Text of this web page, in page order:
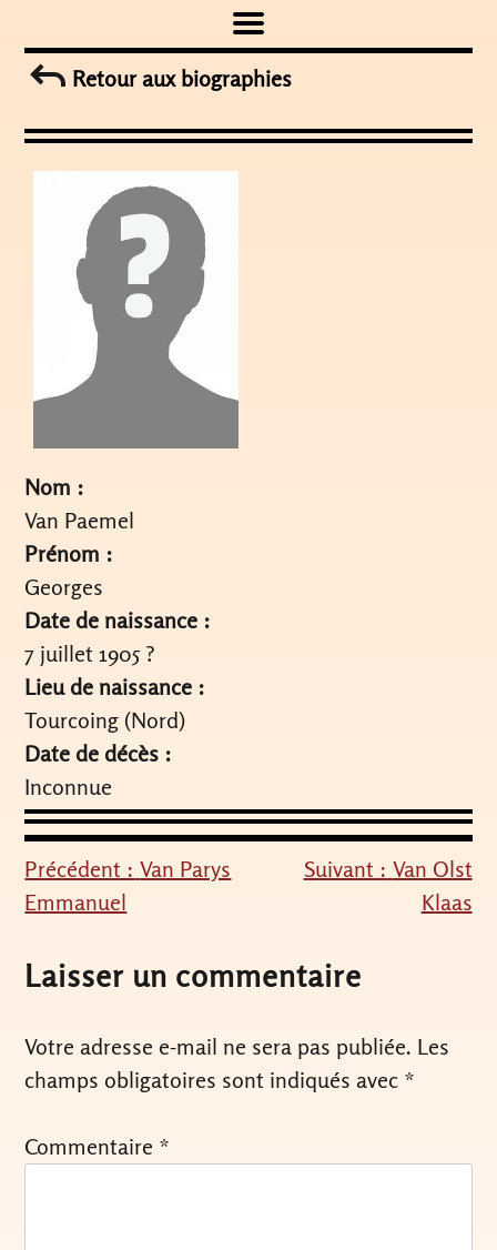
to
contentRetour aux biographies
Nom :
Van Paemel
Prénom :
Georges
Date de naissance :
7 juillet 1905 ?
Lieu de naissance :
Tourcoing (Nord)
Date de décès :
Inconnue
Navigation
de
l’article
Précédent : Van Parys
Emmanuel
Suivant : Van Olst
Klaas
Laisser un commentaire
Votre adresse e-mail ne sera pas publiée. Les
champs obligatoires sont indiqués avec *
Commentaire *